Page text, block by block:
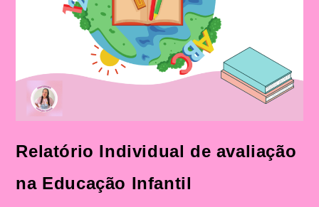
Relatório Individual de avaliação
na Educação Infantil